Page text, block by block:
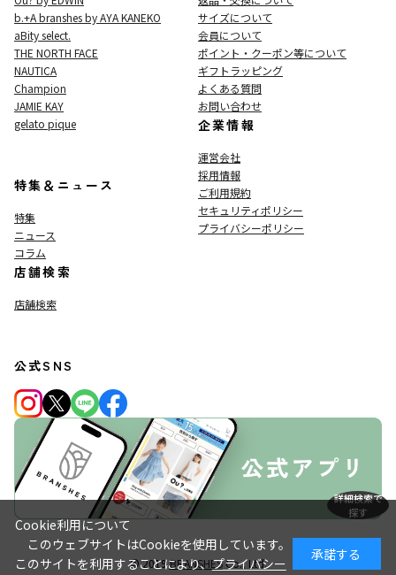
b.+A branshes by AYA KANEKO
aBity select.
THE NORTH FACE
NAUTICA
Champion
JAMIE KAY
gelato pique
特集＆ニュース
特集
ニュース
コラム
店舗検索
店舗検索
サイズについて
会員について
ポイント・クーポン等について
ギフトラッピング
よくある質問
お問い合わせ
企業情報
運営会社
採用情報
ご利用規約
セキュリティポリシー
プライバシーポリシー
公式SNS
© 2019BRANSHESCo., Ltd.
詳細検索で
探す
Cookie利用について
このウェブサイトはCookieを使用しています。
このサイトを利用することにより、プライバシー
承諾する